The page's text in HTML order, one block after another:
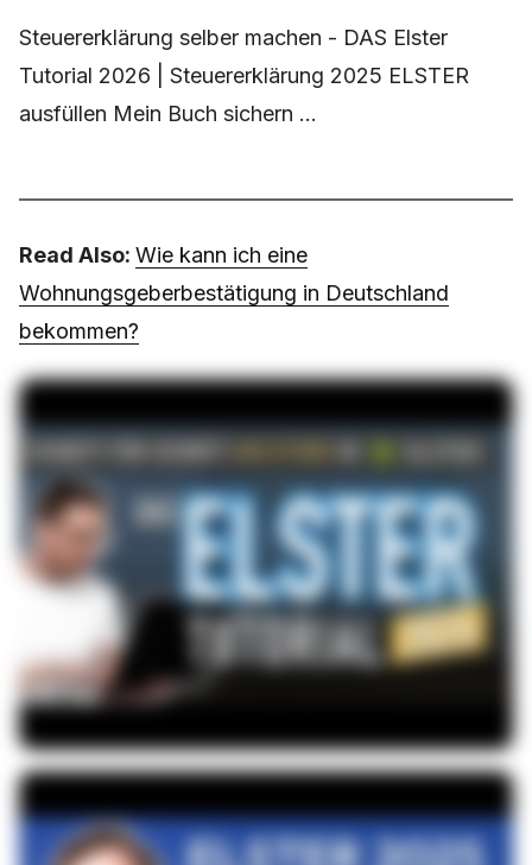
Steuererklärung selber machen - DAS Elster
Tutorial 2026 | Steuererklärung 2025 ELSTER
ausfüllen Mein Buch sichern ...
Read Also: Wie kann ich eine
Wohnungsgeberbestätigung in Deutschland
bekommen?